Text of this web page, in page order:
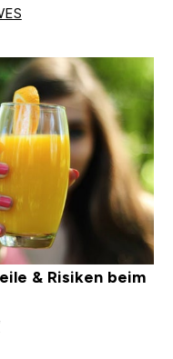
& Risiken beim